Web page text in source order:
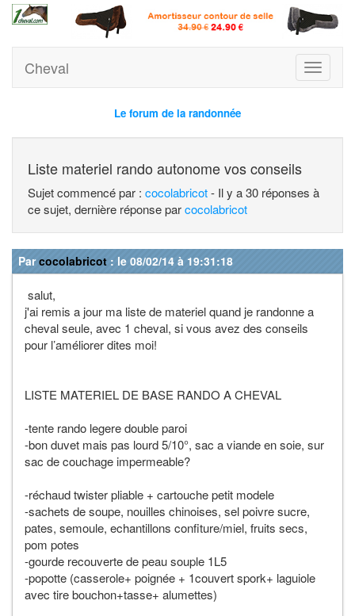
Toggle
Cheval
Le forum de la randonnée
Liste materiel rando autonome vos conseils
Sujet commencé par : cocolabricot- Il y a 30 réponses à
ce sujet, dernière réponse parcocolabricot
Parcocolabricot : le 08/02/14 à 19:31:18
salut,
j'ai remis a jour ma liste de materiel quand je randonne a
cheval seule, avec 1 cheval, si vous avez des conseils
pour l’améliorer dites moi!
LISTE MATERIEL DE BASE RANDO A CHEVAL
-tente rando legere double paroi
-bon duvet mais pas lourd 5/10°, sac a viande en soie, sur
sac de couchage impermeable?
-réchaud twister pliable + cartouche petit modele
-sachets de soupe, nouilles chinoises, sel poivre sucre,
pates, semoule, echantillons confiture/miel, fruits secs,
pom potes
-gourde recouverte de peau souple 1L5
-popotte (casserole+ poignée + 1couvert spork+ laguiole
avec tire bouchon+tasse+ alumettes)